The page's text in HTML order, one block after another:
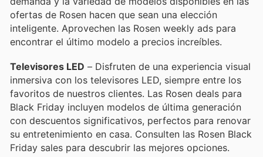
ofertas de Rosen hacen que sean una elección
inteligente. Aprovechen las Rosen weekly ads para
encontrar el último modelo a precios increíbles.
Televisores LED – Disfruten de una experiencia visual
inmersiva con los televisores LED, siempre entre los
favoritos de nuestros clientes. Las Rosen deals para
Black Friday incluyen modelos de última generación
con descuentos significativos, perfectos para renovar
su entretenimiento en casa. Consulten las Rosen Black
Friday sales para descubrir las mejores opciones.